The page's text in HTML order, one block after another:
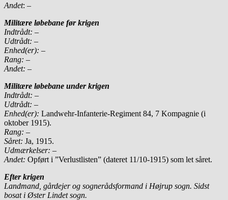
Andet: –
Militære løbebane før krigen
Indtrådt: –
Udtrådt: –
Enhed(er): –
Rang: –
Andet: –
Militære løbebane under krigen
Indtrådt: –
Udtrådt: –
Enhed(er): Landwehr-Infanterie-Regiment 84, 7 Kompagnie (i
oktober 1915).
Rang: –
Såret: Ja, 1915.
Udmærkelser: –
Andet: Opført i ”Verlustlisten” (dateret 11/10-1915) som let såret.
Efter krigen
Landmand, gårdejer og sognerådsformand i Højrup sogn. Sidst
bosat i Øster Lindet sogn.